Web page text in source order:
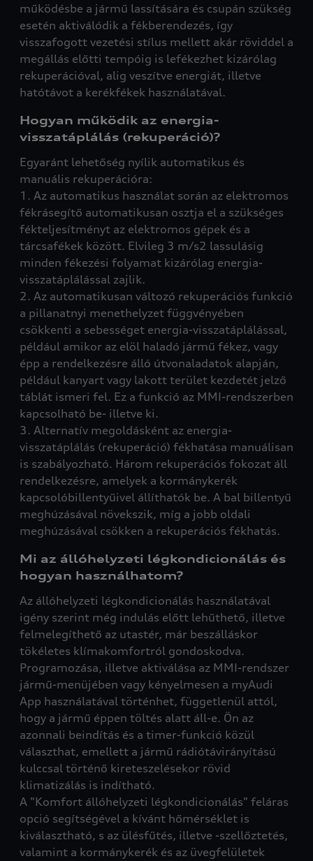
működésbe a jármű lassítására és csupán szükség
esetén aktiválódik a fékberendezés, így
visszafogott vezetési stílus mellett akár röviddel a
megállás előtti tempóig is lefékezhet kizárólag
rekuperációval, alig veszítve energiát, illetve
hatótávot a kerékfékek használatával.
Hogyan működik az energia-
visszatáplálás (rekuperáció)?
Egyaránt lehetőség nyílik automatikus és
manuális rekuperációra:
1. Az automatikus használat során az elektromos
fékrásegítő automatikusan osztja el a szükséges
fékteljesítményt az elektromos gépek és a
tárcsafékek között. Elvileg 3 m/s2 lassulásig
minden fékezési folyamat kizárólag energia-
visszatáplálással zajlik.
2. Az automatikusan változó rekuperációs funkció
a pillanatnyi menethelyzet függvényében
csökkenti a sebességet energia-visszatáplálással,
például amikor az elöl haladó jármű fékez, vagy
épp a rendelkezésre álló útvonaladatok alapján,
például kanyart vagy lakott terület kezdetét jelző
táblát ismeri fel. Ez a funkció az MMI-rendszerben
kapcsolható be- illetve ki.
3. Alternatív megoldásként az energia-
visszatáplálás (rekuperáció) fékhatása manuálisan
is szabályozható. Három rekuperációs fokozat áll
rendelkezésre, amelyek a kormánykerék
kapcsolóbillentyűivel állíthatók be. A bal billentyű
meghúzásával növekszik, míg a jobb oldali
meghúzásával csökken a rekuperációs fékhatás.
Mi az állóhelyzeti légkondicionálás és
hogyan használhatom?
Az állóhelyzeti légkondicionálás használatával
igény szerint még indulás előtt lehűthető, illetve
felmelegíthető az utastér, már beszálláskor
tökéletes klímakomfortról gondoskodva.
Programozása, illetve aktiválása az MMI-rendszer
jármű-menüjében vagy kényelmesen a myAudi
App használatával történhet, függetlenül attól,
hogy a jármű éppen töltés alatt áll-e. Ön az
azonnali beindítás és a timer-funkció közül
választhat, emellett a jármű rádiótávirányítású
kulccsal történő kireteszelésekor rövid
klimatizálás is indítható.
A "Komfort állóhelyzeti légkondicionálás" feláras
opció segítségével a kívánt hőmérséklet is
kiválasztható, s az ülésfűtés, illetve -szellőztetés,
valamint a kormánykerék és az üvegfelületek